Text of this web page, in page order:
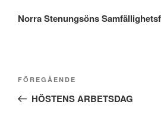
Norra Stenungsöns
Inläggsnavigering
Föregående
inlägg
FÖREGÅENDE
HÖSTENS ARBETSDAG